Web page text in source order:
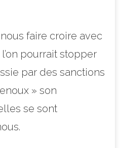
faire croire avec
pourrait stopper
par des sanctions
» son
se sont